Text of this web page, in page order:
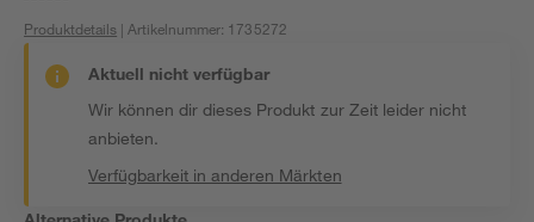
Produktdetails | Artikelnummer: 1735272
Aktuell nicht verfügbar
Wir können dir dieses Produkt zur Zeit leider nicht
anbieten.
Verfügbarkeit in anderen Märkten